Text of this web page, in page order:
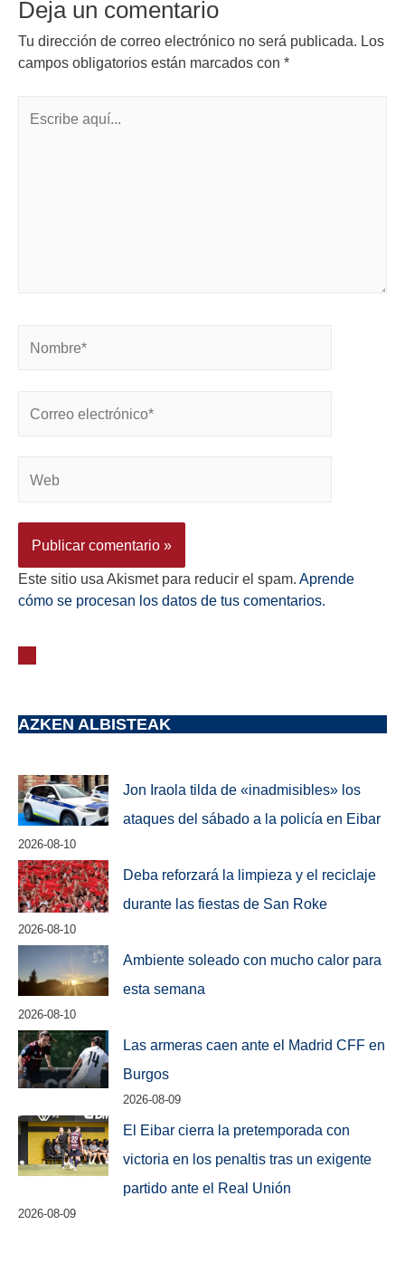
Deja un comentario
Tu dirección de correo electrónico no será publicada. Los
campos obligatorios están marcados con *
Este sitio usa Akismet para reducir el spam. Aprende
cómo se procesan los datos de tus comentarios.
AZKEN ALBISTEAK
Jon Iraola tilda de «inadmisibles» los
ataques del sábado a la policía en Eibar
2026-08-10
Deba reforzará la limpieza y el reciclaje
durante las fiestas de San Roke
2026-08-10
Ambiente soleado con mucho calor para
esta semana
2026-08-10
Las armeras caen ante el Madrid CFF en
Burgos
2026-08-09
El Eibar cierra la pretemporada con
victoria en los penaltis tras un exigente
partido ante el Real Unión
2026-08-09